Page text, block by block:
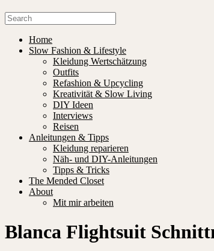
Home
Slow Fashion & Lifestyle
Kleidung Wertschätzung
Outfits
Refashion & Upcycling
Kreativität & Slow Living
DIY Ideen
Interviews
Reisen
Anleitungen & Tipps
Kleidung reparieren
Näh- und DIY-Anleitungen
Tipps & Tricks
The Mended Closet
About
Mit mir arbeiten
Blanca Flightsuit